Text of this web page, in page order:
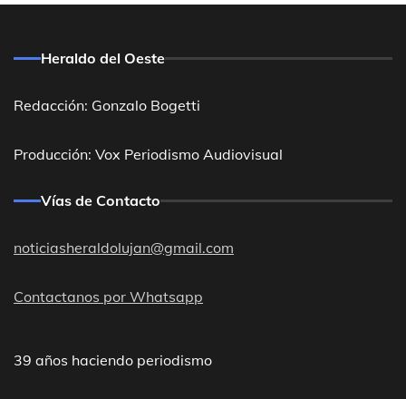
Heraldo del Oeste
Redacción: Gonzalo Bogetti
Producción: Vox Periodismo Audiovisual
Vías de Contacto
noticiasheraldolujan@gmail.com
Contactanos por Whatsapp
39 años haciendo periodismo